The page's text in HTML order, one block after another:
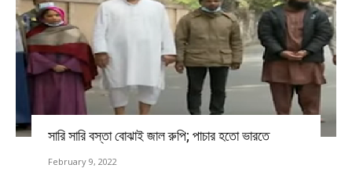
সারি সারি বস্তা বোঝাই জাল রুপি; পাচার হতো ভারতে
February 9, 2022